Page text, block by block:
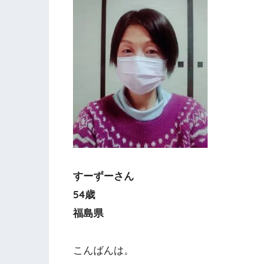
すーずーさん
54歳
福島県
こんばんは。